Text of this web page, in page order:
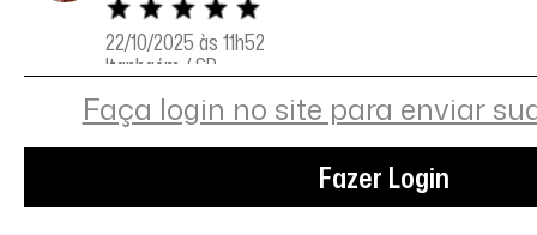
22/10/2025 às 11h52
Itanhaém / SP
Amei, exatamente como na foto,
Juliana S.
Faça login no site para enviar
Fazer Login